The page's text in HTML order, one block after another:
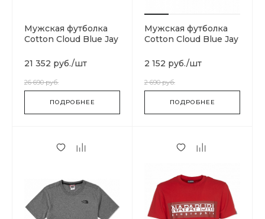
Мужская футболка
Cotton Cloud Blue Jay
21 352 руб./шт
26 690 руб.
ПОДРОБНЕЕ
Мужская футболка
Cotton Cloud Blue Jay
2 152 руб./шт
2 690 руб.
ПОДРОБНЕЕ